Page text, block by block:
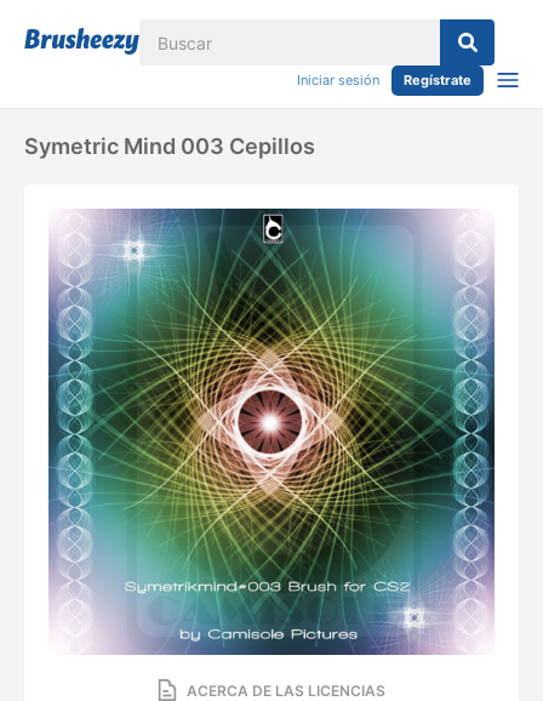
Iniciar sesión Regístrate
Symetric Mind 003 Cepillos
ACERCA DE LAS LICENCIAS